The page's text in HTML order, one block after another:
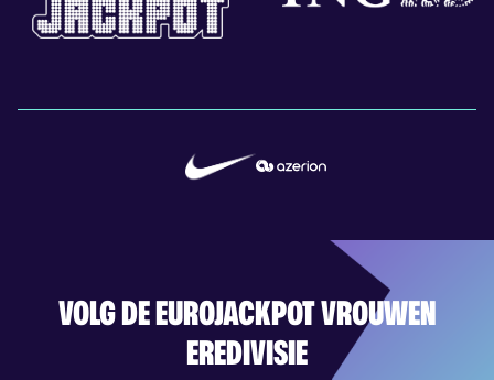
VOLG DE EUROJACKPOT VROUWEN
EREDIVISIE